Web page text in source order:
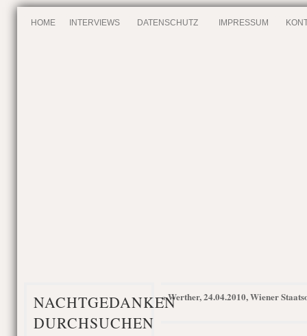
HOME INTERVIEWS DATENSCHUTZ IMPRESSUM
NACHTGEDANKEN
DURCHSUCHEN
«Werther, 24.04.2010, Wiener